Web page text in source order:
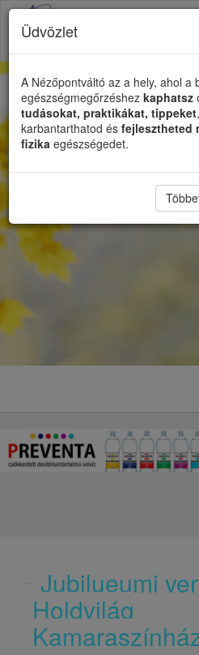
Jubilueumi
Holdvilág
Üdvözlet
A Nézőpontváltó az a hely, ahol a
egészségmegőrzéshez kaphatsz
tudásokat, praktikákat, tippeket
karbantarthatod és fejlesztheted
fizika egészségedet.